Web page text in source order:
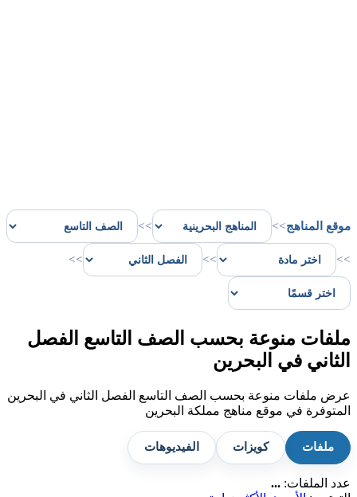
موقع المناهج>>
>>
>>
>>
>>
ملفات منوعة بحسب الصف التاسع الفصل
الثاني في البحرين
عرض ملفات منوعة بحسب الصف التاسع الفصل الثاني في البحرين
المتوفرة في موقع مناهج مملكة البحرين
ملفات كويزات الفيديوهات
عدد الملفات: ...